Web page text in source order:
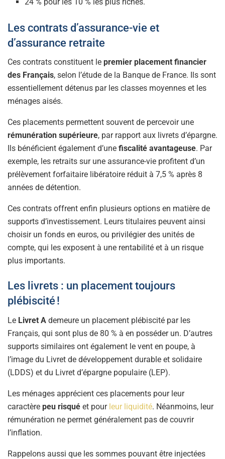
Les contrats d’assurance-vie et
d’assurance retraite
Ces contrats constituent le premier placement financier
des Français, selon l’étude de la Banque de France. Ils sont
essentiellement détenus par les classes moyennes et les
ménages aisés.
Ces placements permettent souvent de percevoir une
rémunération supérieure, par rapport aux livrets d’épargne.
Ils bénéficient également d’une fiscalité avantageuse. Par
exemple, les retraits sur une assurance-vie profitent d’un
prélèvement forfaitaire libératoire réduit à 7,5 % après 8
années de détention.
Ces contrats offrent enfin plusieurs options en matière de
supports d’investissement. Leurs titulaires peuvent ainsi
choisir un fonds en euros, ou privilégier des unités de
compte, qui les exposent à une rentabilité et à un risque
plus importants.
Les livrets : un placement toujours
plébiscité !
Le Livret A demeure un placement plébiscité par les
Français, qui sont plus de 80 % à en posséder un. D’autres
supports similaires ont également le vent en poupe, à
l’image du Livret de développement durable et solidaire
(LDDS) et du Livret d’épargne populaire (LEP).
Les ménages apprécient ces placements pour leur
caractère peu risqué et pourleur liquidité. Néanmoins, leur
rémunération ne permet généralement pas de couvrir
l’inflation.
Rappelons aussi que les sommes pouvant être injectées